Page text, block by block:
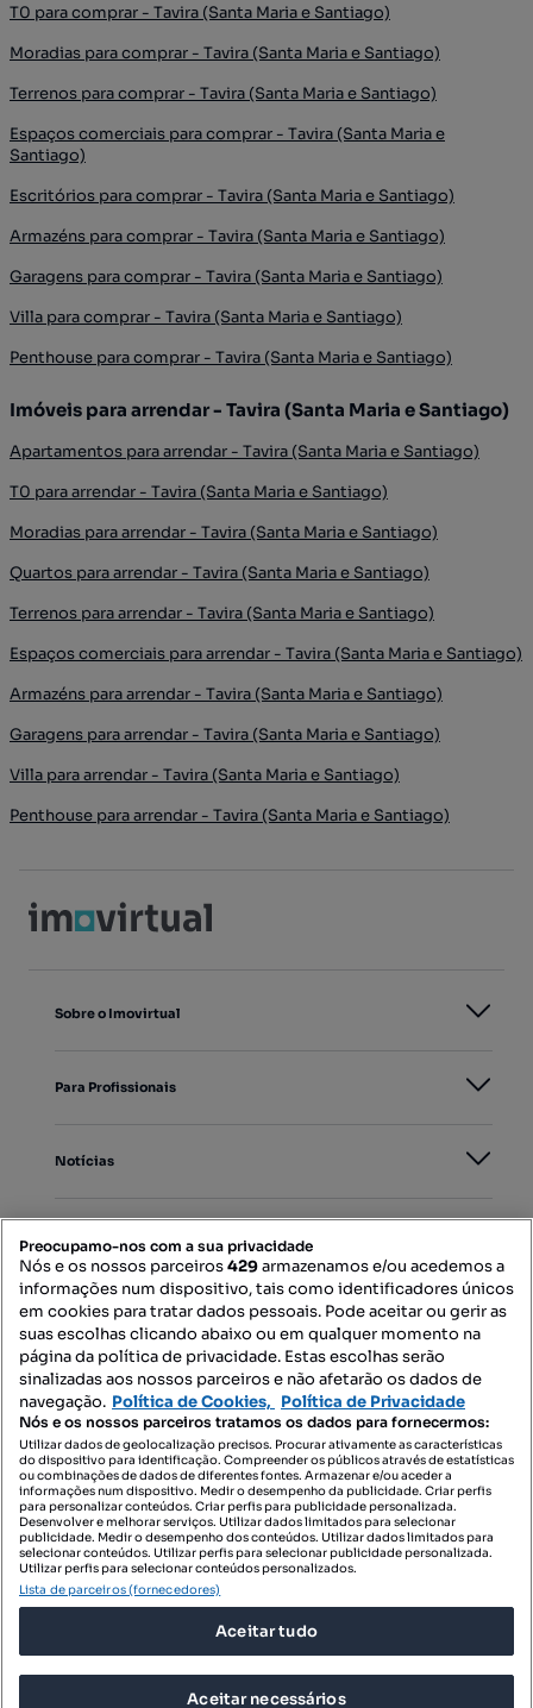
T0 para comprar - Tavira (Santa Maria e Santiago)
Moradias para comprar - Tavira (Santa Maria e Santiago)
Terrenos para comprar - Tavira (Santa Maria e Santiago)
Espaços comerciais para comprar - Tavira (Santa Maria e
Santiago)
Escritórios para comprar - Tavira (Santa Maria e Santiago)
Armazéns para comprar - Tavira (Santa Maria e Santiago)
Garagens para comprar - Tavira (Santa Maria e Santiago)
Villa para comprar - Tavira (Santa Maria e Santiago)
Penthouse para comprar - Tavira (Santa Maria e Santiago)
Imóveis para arrendar - Tavira (Santa Maria e Santiago)
Apartamentos para arrendar - Tavira (Santa Maria e Santiago)
T0 para arrendar - Tavira (Santa Maria e Santiago)
Moradias para arrendar - Tavira (Santa Maria e Santiago)
Quartos para arrendar - Tavira (Santa Maria e Santiago)
Terrenos para arrendar - Tavira (Santa Maria e Santiago)
Espaços comerciais para arrendar - Tavira (Santa Maria e Santiago)
Armazéns para arrendar - Tavira (Santa Maria e Santiago)
Garagens para arrendar - Tavira (Santa Maria e Santiago)
Villa para arrendar - Tavira (Santa Maria e Santiago)
Penthouse para arrendar - Tavira (Santa Maria e Santiago)
Sobre o Imovirtual
Para Profissionais
Notícias
Mapa do Site
Contacte-nos
SIGA-NOS:
DESCARREGAR NA:
© 2026 Imovirtual.com, OLX Portugal, S.A.
Preocupamo-nos com a sua privacidade
Nós e os nossos parceiros429armazenamos e/ou acedemos a
informações num dispositivo, tais como identificadores únicos
em cookies para tratar dados pessoais. Pode aceitar ou gerir as
suas escolhas clicando abaixo ou em qualquer momento na
página da política de privacidade. Estas escolhas serão
sinalizadas aos nossos parceiros e não afetarão os dados de
navegação. Política de Cookies, Política de Privacidade
Nós e os nossos parceiros tratamos os dados para fornecermos:
Utilizar dados de geolocalização precisos. Procurar ativamente as características
do dispositivo para identificação. Compreender os públicos através de estatísticas
ou combinações de dados de diferentes fontes. Armazenar e/ou aceder a
informações num dispositivo. Medir o desempenho da publicidade. Criar perfis
para personalizar conteúdos. Criar perfis para publicidade personalizada.
Desenvolver e melhorar serviços. Utilizar dados limitados para selecionar
publicidade. Medir o desempenho dos conteúdos. Utilizar dados limitados para
selecionar conteúdos. Utilizar perfis para selecionar publicidade personalizada.
Utilizar perfis para selecionar conteúdos personalizados.
Lista de parceiros (fornecedores)
Aceitar tudo
Aceitar necessários